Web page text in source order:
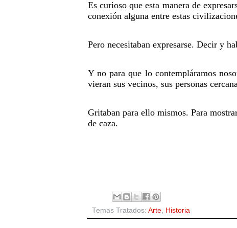
Es curioso que esta manera de
conexión alguna entre estas
Pero necesitaban expresarse. Decir y
Y no para que lo contempláramos
vieran sus vecinos, sus personas
Gritaban para ello mismos. Para
de caza.
Temas Tratados: Arte, Historia